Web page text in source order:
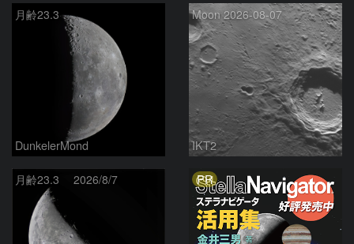
月齢23.3
DunkelerMond
Moon 2026-08-07
IKT2
月齢23.3 2026/8/7 PR